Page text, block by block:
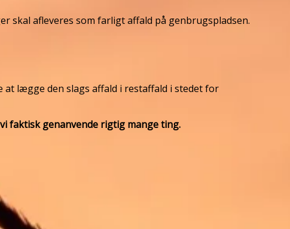
skal afleveres som farligt affald på genbrugspladsen.
lægge den slags affald i restaffald i stedet for
faktisk genanvende rigtig mange ting.